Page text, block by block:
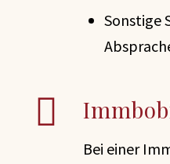
Sonstige
Bei einer